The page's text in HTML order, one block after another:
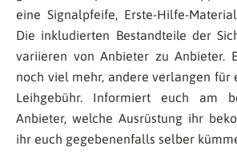
eine Signalpfeife, Erste-Hilfe-
Die inkludierten Bestandteile der
variieren von Anbieter zu Anbieter.
noch viel mehr, andere verlangen für
Leihgebühr. Informiert euch am
Anbieter, welche Ausrüstung ihr
ihr euch gegebenenfalls selber